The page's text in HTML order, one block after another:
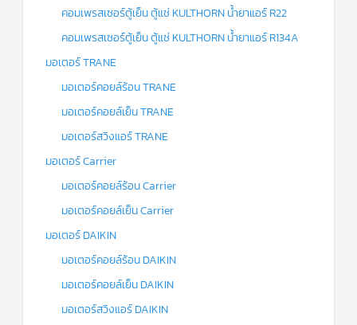
คอมเพรสเซอร์ตู้เย็น ตู้แช่ KULTHORN น้ำยาแอร์ R22
คอมเพรสเซอร์ตู้เย็น ตู้แช่ KULTHORN น้ำยาแอร์ R134A
มอเตอร์ TRANE
มอเตอร์คอยล์ร้อน TRANE
มอเตอร์คอยล์เย็น TRANE
มอเตอร์สวิงแอร์ TRANE
มอเตอร์ Carrier
มอเตอร์คอยล์ร้อน Carrier
มอเตอร์คอยล์เย็น Carrier
มอเตอร์ DAIKIN
มอเตอร์คอยล์ร้อน DAIKIN
มอเตอร์คอยล์เย็น DAIKIN
มอเตอร์สวิงแอร์ DAIKIN